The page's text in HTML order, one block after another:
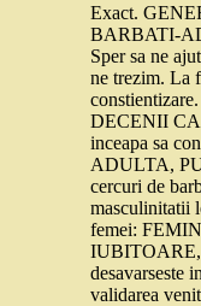
Exact.
BARBATI-
Sper sa ne
ne trezim. La
DECENII CA
inceapa sa
ADULTA,
cercuri de
masculinitatii
femei:
desavarseste
validarea